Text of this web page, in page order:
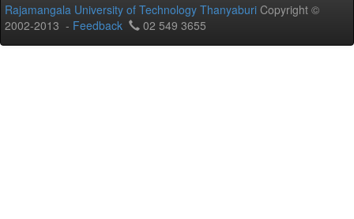
Rajamangala University of Technology Thanyaburi Copyright ©
2002-2013 - Feedback 02 549 3655